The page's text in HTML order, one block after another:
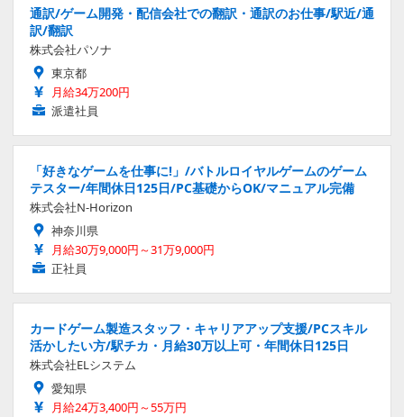
通訳/ゲーム開発・配信会社での翻訳・通訳のお仕事/駅近/通
訳/翻訳
株式会社パソナ
東京都
月給34万200円
派遣社員
「好きなゲームを仕事に!」/バトルロイヤルゲームのゲーム
テスター/年間休日125日/PC基礎からOK/マニュアル完備
株式会社N-Horizon
神奈川県
月給30万9,000円～31万9,000円
正社員
カードゲーム製造スタッフ・キャリアアップ支援/PCスキル
活かしたい方/駅チカ・月給30万以上可・年間休日125日
株式会社ELシステム
愛知県
月給24万3,400円～55万円